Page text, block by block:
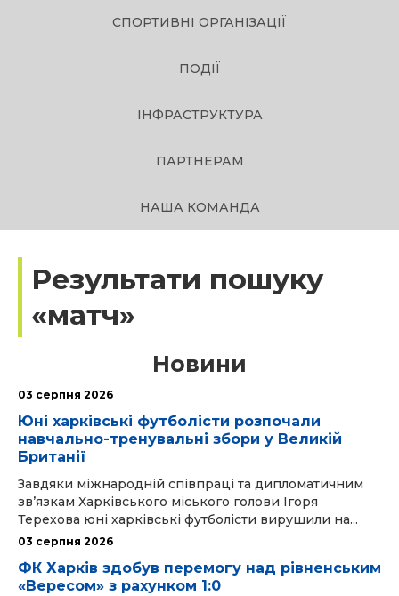
СПОРТИВНІ ОРГАНІЗАЦІЇ
ПОДІЇ
ІНФРАСТРУКТУРА
ПАРТНЕРАМ
НАША КОМАНДА
Результати пошуку
«матч»
Новини
03 серпня 2026
Юні харківські футболісти розпочали
навчально-тренувальні збори у Великій
Британії
Завдяки міжнародній співпраці та дипломатичним
зв’язкам Харківського міського голови Ігоря
Терехова юні харківські футболісти вирушили на...
03 серпня 2026
ФК Харків здобув перемогу над рівненським
«Вересом» з рахунком 1:0